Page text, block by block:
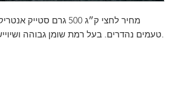
מחיר לחצי ק״ג 500
טעמים נהדרים. בעל רמת שומן גבוהה ושיוייש גבוהה מגיע מהלב של האנטריקוט.